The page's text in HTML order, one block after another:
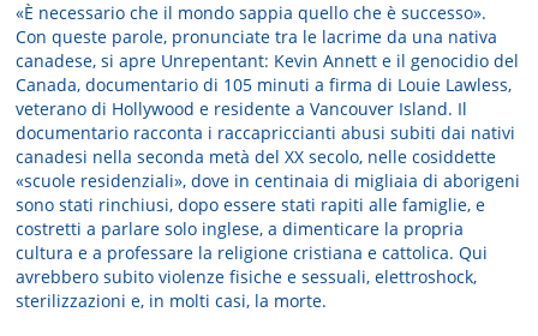
«È necessario che il mondo sappia quello che è successo».
Con queste parole, pronunciate tra le lacrime da una nativa
canadese, si apre Unrepentant: Kevin Annett e il genocidio del
Canada, documentario di 105 minuti a firma di Louie Lawless,
veterano di Hollywood e residente a Vancouver Island. Il
documentario racconta i raccapriccianti abusi subiti dai nativi
canadesi nella seconda metà del XX secolo, nelle cosiddette
«scuole residenziali», dove in centinaia di migliaia di aborigeni
sono stati rinchiusi, dopo essere stati rapiti alle famiglie, e
costretti a parlare solo inglese, a dimenticare la propria
cultura e a professare la religione cristiana e cattolica. Qui
avrebbero subito violenze fisiche e sessuali, elettroshock,
sterilizzazioni e, in molti casi, la morte.